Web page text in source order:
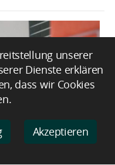
unserer
Dienste erklären
dass wir Cookies
Akzeptieren